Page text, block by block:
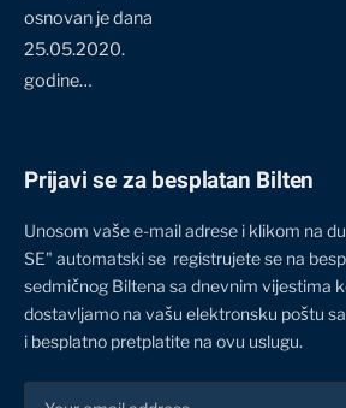
osnovan je dana
25.05.2020.
godine…
Prijavi se za besplatan Bilten
Unosom vaše e-mail adrese i klikom na
SE" automatski se registrujete se na
sedmičnog Biltena sa dnevnim vijestima
dostavljamo na vašu elektronsku poštu
i besplatno pretplatite na ovu uslugu.